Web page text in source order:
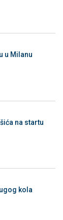
u Milanu
na startu
kola